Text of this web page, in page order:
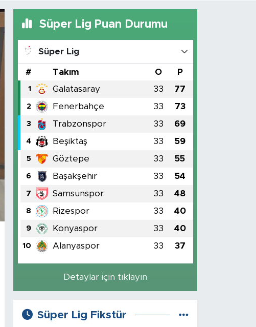
Süper Lig Puan Durumu
Süper Lig
# Takım O P
1 Galatasaray 33 77
2 Fenerbahçe 33 73
3 Trabzonspor 33 69
4 Beşiktaş 33 59
5 Göztepe 33 55
6 Başakşehir 33 54
7 Samsunspor 33 48
8 Rizespor 33 40
9 Konyaspor 33 40
10 Alanyaspor 33 37
Detaylar için tıklayın
Süper Lig Fikstür